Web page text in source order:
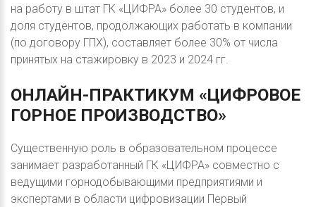
на работу в штат ГК «ЦИФРА» более 30 студентов, и
доля студентов, продолжающих работать в компании
(по договору ГПХ), составляет более 30% от числа
принятых на стажировку в 2023 и 2024 гг.
ОНЛАЙН-ПРАКТИКУМ «ЦИФРОВОЕ
ГОРНОЕ ПРОИЗВОДСТВО»
Существенную роль в образовательном процессе
занимает разработанный ГК «ЦИФРА» совместно с
ведущими горнодобывающими предприятиями и
экспертами в области цифровизации Первый